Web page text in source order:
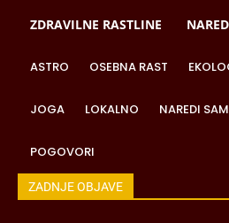
ZDRAVILNE RASTLINE
ASTRO OSEBNA RAST
JOGA LOKALNO NAREDI SAM
POGOVORI
ZADNJE OBJAVE